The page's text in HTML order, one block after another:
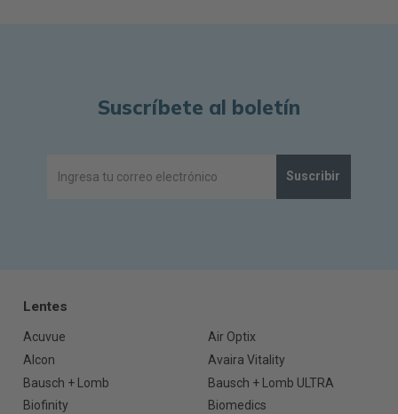
Suscríbete al boletín
Suscribir
Lentes
Acuvue
Air Optix
Alcon
Avaira Vitality
Bausch + Lomb
Bausch + Lomb ULTRA
Biofinity
Biomedics